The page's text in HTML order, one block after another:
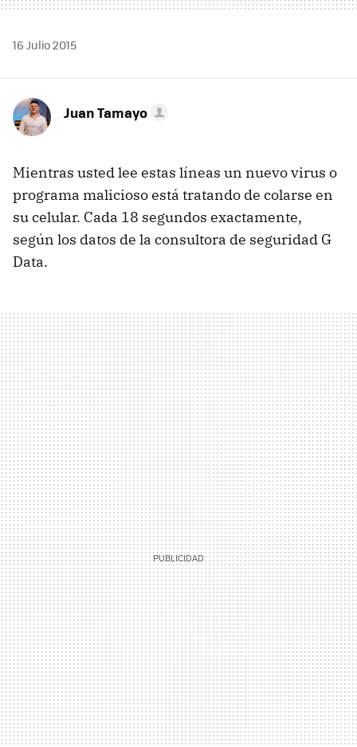
16 Julio 2015
Juan Tamayo
Mientras usted lee estas líneas un nuevo virus o
programa malicioso está tratando de colarse en
su celular. Cada 18 segundos exactamente,
según los datos de la consultora de seguridad G
Data.